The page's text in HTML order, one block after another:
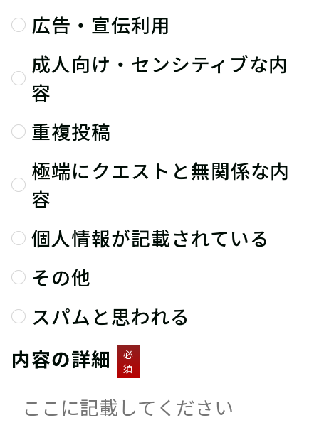
広告・宣伝利用
成人向け・センシティブな内
容
重複投稿
極端にクエストと無関係な内
容
個人情報が記載されている
その他
スパムと思われる
内容の詳細
必
須